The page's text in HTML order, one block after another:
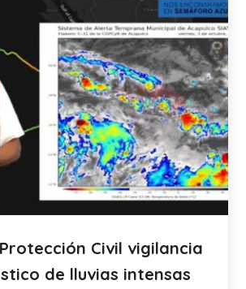
Civil vigilancia
de lluvias intensas